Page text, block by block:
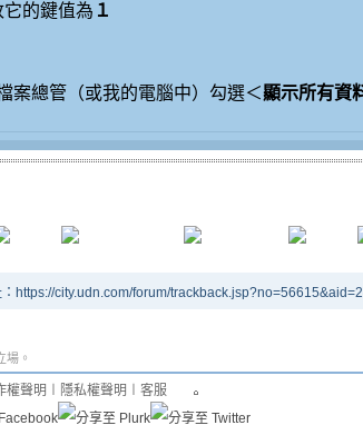
的鍵值為 １
案總管（或我的電腦中）勾選＜顯示所有資
：https://city.udn.com/forum/
場。
權聲明 隱私權聲明 客服